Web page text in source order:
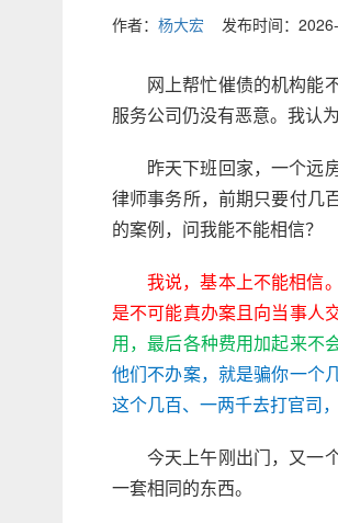
作者： 杨大宏 发布时间：
网上帮忙催债的机构能
服务公司仍没有恶意。我认
昨天下班回家，一个远
律师事务所，前期只要付几
的案例，问我能不能相信？
我说，基本上不能相信。
是不可能真办案且向当事人
用，最后各种费用加起来不
他们不办案，就是骗你一个
这个几百、一两千去打官司
今天上午刚出门，又一
一套相同的东西。